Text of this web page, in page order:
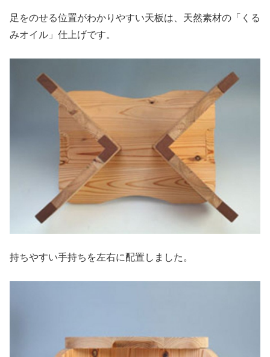
足をのせる位置がわかりやすい天板は、天然素材の「くる
みオイル」仕上げです。
持ちやすい手持ちを左右に配置しました。